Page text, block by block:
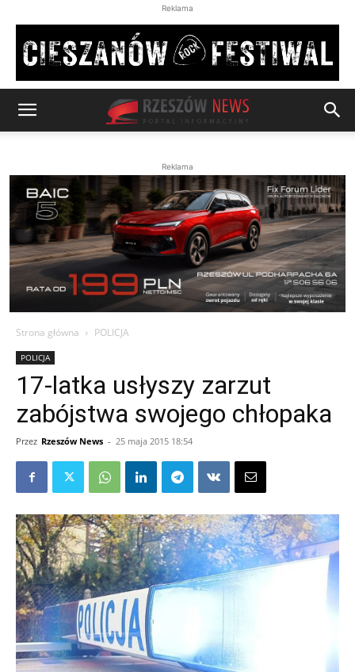
Reklama
Reklama
Strona główna POLICJA
POLICJA
17-latka usłyszy zarzut
zabójstwa swojego chłopaka
Przez Rzeszów News - 25 maja 2015 18:54